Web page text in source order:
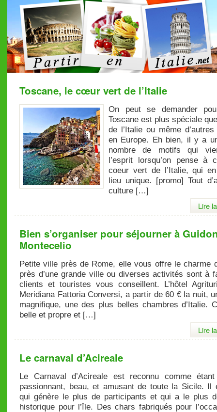
Toscane, le cœur vert de l’Italie
On peut se demander
Toscane est plus spéciale
de l’Italie ou même
en Europe. Eh bien, il y a
nombre de motifs qui
l’esprit lorsqu’on pense à
coeur vert de l’Italie, qui
lieu unique. [promo] Tout
culture […]
Lire
Bien s’organiser pour séjourner à
Montecelio
Petite ville près de Rome, elle vous offre le charme
près d’une grande ville ou diverses activités sont à
clients et touristes vous conseillent. L’hôtel
Meridiana Fattoria Conversi, a partir de 60 € la nuit,
magnifique, une des plus belles chambres d’Italie.
belle et propre et […]
Lire
Le carnaval d’Acireale
Le Carnaval d’Acireale est reconnu comme
passionnant, beau, et amusant de toute la Sicile. Il
qui génère le plus de participants et qui a le plus
historique pour l’île. Des chars fabriqués pour